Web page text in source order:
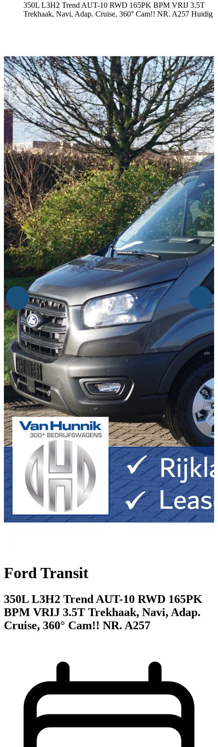
350L L3H2 Trend AUT-10 RWD 165PK BPM VRIJ 3.5T
Trekhaak, Navi, Adap. Cruise, 360° Cam!! NR. A257 Huidig
Ford Transit
350L L3H2 Trend AUT-10 RWD 165PK
BPM VRIJ 3.5T Trekhaak, Navi, Adap.
Cruise, 360° Cam!! NR. A257